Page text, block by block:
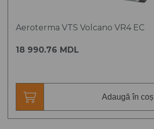
Aeroterma VTS Volcano VR4 EC
18 990.76 MDL
Adaugă în coș